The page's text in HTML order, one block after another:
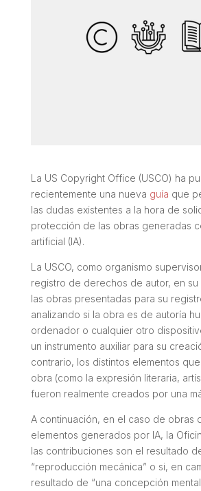
La US Copyright Office (USCO) ha
recientemente una nueva guía que
las dudas existentes a la hora de
protección de las obras generadas
artificial (IA).
La USCO, como organismo
registro de derechos de autor, en
las obras presentadas para su
analizando si la obra es de autoría
ordenador o cualquier otro
un instrumento auxiliar para su
contrario, los distintos elementos
obra (como la expresión literaria,
fueron realmente creados por una
A continuación, en el caso de obras
elementos generados por IA, la
las contribuciones son el resultado
“reproducción mecánica” o si, en
resultado de “una concepción